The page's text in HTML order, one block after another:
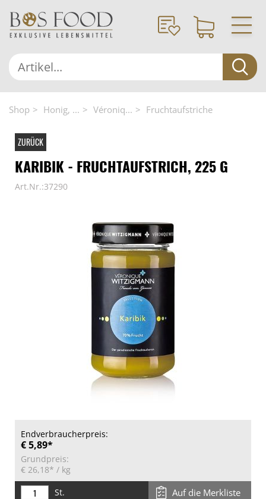
Shop Honig, ... Véroniq... Fruchtaufstriche
ZURÜCK
KARIBIK - FRUCHTAUFSTRICH, 225 G
Art.Nr.:37290
Endverbraucherpreis:
€ 5,89*
Grundpreis:
€ 26,18* / kg
St.
Auf die Merkliste